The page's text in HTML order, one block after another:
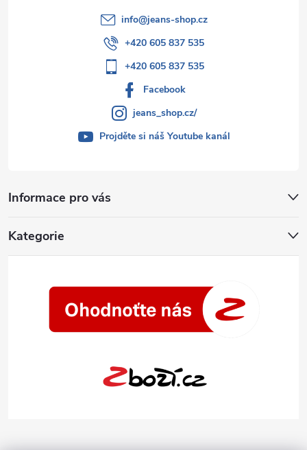
Informace pro vás
Kategorie
info@jeans-shop.cz
+420 605 837 535
+420 605 837 535
Facebook
jeans_shop.cz/
Projděte si náš Youtube kanál